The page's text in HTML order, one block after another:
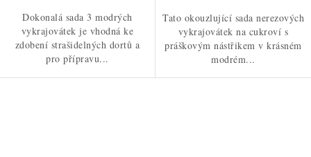
Dokonalá sada 3 modrých
vykrajovátek je vhodná ke
zdobení strašidelných dortů a
pro přípravu...
Tato okouzlující sada nerezových
vykrajovátek na cukroví s
práškovým nástřikem v krásném
modrém...